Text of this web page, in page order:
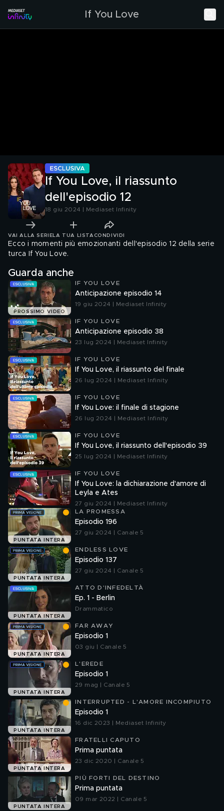
If You Love
If You Love, il riassunto
dell'episodio 12
18 giu 2024 | Mediaset Infinity
VAI ALLA SERIE LA TUA LISTA CONDIVIDI
Ecco i momenti più emozionanti dell'episodio 12 della serie
turca If You Love.
Guarda anche
PROSSIMO VIDEO
IF YOU LOVE
Anticipazione episodio 14
19 giu 2024 | Mediaset Infinity
IF YOU LOVE
Anticipazione episodio 38
23 lug 2024 | Mediaset Infinity
IF YOU LOVE
If You Love, il riassunto del finale
26 lug 2024 | Mediaset Infinity
IF YOU LOVE
If You Love: il finale di stagione
26 lug 2024 | Mediaset Infinity
IF YOU LOVE
If You Love, il riassunto dell'episodio 39
25 lug 2024 | Mediaset Infinity
IF YOU LOVE
If You Love: la dichiarazione d'amore di
Leyla e Ates
27 giu 2024 | Mediaset Infinity
PUNTATA INTERA
LA PROMESSA
Episodio 196
27 giu 2024 | Canale 5
PUNTATA INTERA
ENDLESS LOVE
Episodio 137
27 giu 2024 | Canale 5
PUNTATA INTERA
ATTO D'INFEDELTÀ
Ep. 1 - Berlin
Drammatico
PUNTATA INTERA
FAR AWAY
Episodio 1
03 giu | Canale 5
PUNTATA INTERA
L'EREDE
Episodio 1
29 mag | Canale 5
PUNTATA INTERA
INTERRUPTED - L'AMORE INCOMPIUTO
Episodio 1
16 dic 2023 | Mediaset Infinity
PUNTATA INTERA
FRATELLI CAPUTO
Prima puntata
23 dic 2020 | Canale 5
PUNTATA INTERA
PIÙ FORTI DEL DESTINO
Prima puntata
09 mar 2022 | Canale 5